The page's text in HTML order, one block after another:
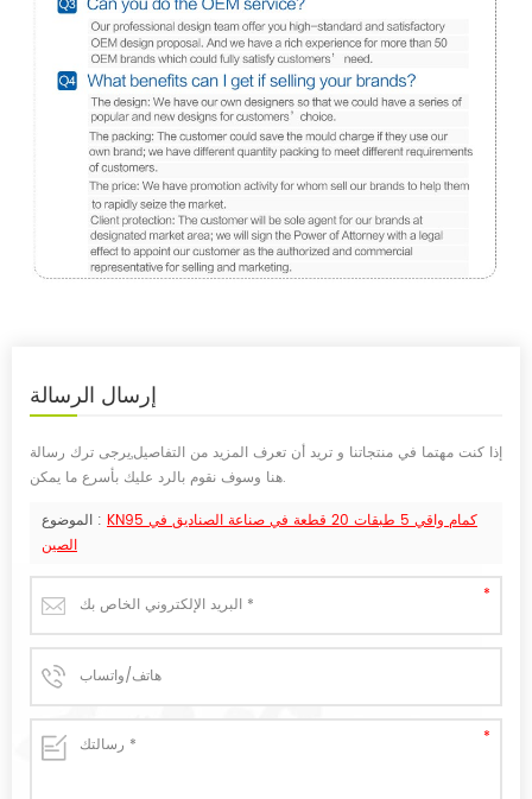
إرسال الرسالة
إذا كنت مهتما في منتجاتنا و تريد أن تعرف المزيد من التفاصيل,يرجى ترك رسالة
هنا وسوف نقوم بالرد عليك بأسرع ما يمكن.
الموضوع : KN95 كمام واقي 5 طبقات 20 قطعة في صناعة الصناديق في
الصين